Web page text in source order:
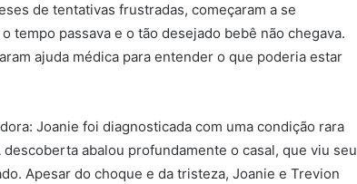
de tentativas frustradas, começaram a se
tempo passava e o tão desejado bebê não chegava.
ajuda médica para entender o que poderia estar
Joanie foi diagnosticada com uma condição rara
abalou profundamente o casal, que viu seu
Apesar do choque e da tristeza, Joanie e Trevion